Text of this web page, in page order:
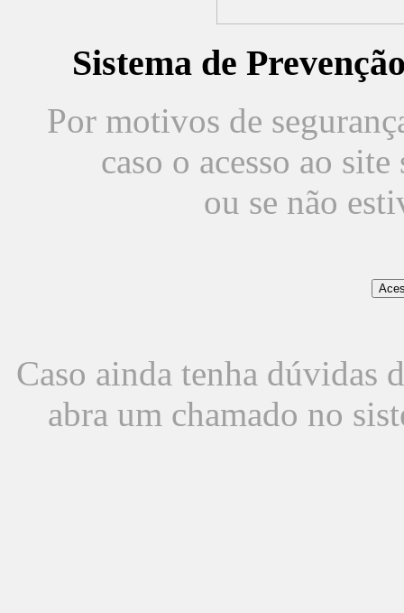
Sistema de
Por motivos de
caso o acesso ao
ou se não
Caso ainda tenha dúvidas
abra um chamado no